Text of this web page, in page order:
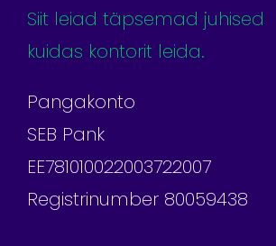
Siit leiad täpsemad juhised
kuidas kontorit leida.
Pangakonto
SEB Pank
EE781010022003722007
Registrinumber 80059438